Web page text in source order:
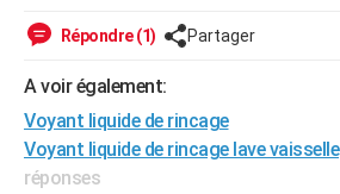
LIFESTYLE
Alimentation
Guide de la santé
Maladies
Médicaments
Sommeil
VOYAGE
Destinations
City break
Voyage nature
Voyage de noces
Forum
Climat
+PHOTO
Répondre (1) Partager
A voir également:
Voyant liquide de rincage
Voyant liquide de rincage lave vaisselle
réponses